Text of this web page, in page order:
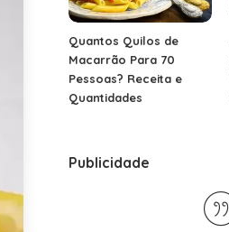
Quantos Quilos de
Macarrão Para 70
Pessoas? Receita e
Quantidades
Publicidade